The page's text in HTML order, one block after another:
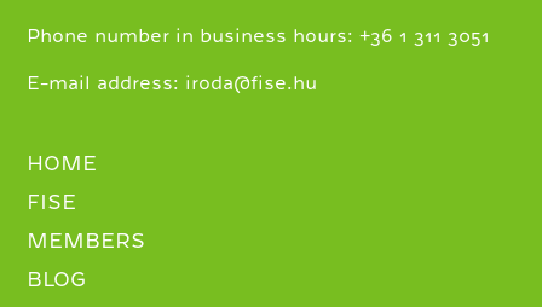
Phone number in business hours:+36 1 311 3051
E-mail address: iroda@fise.hu
HOME
FISE
MEMBERS
BLOG